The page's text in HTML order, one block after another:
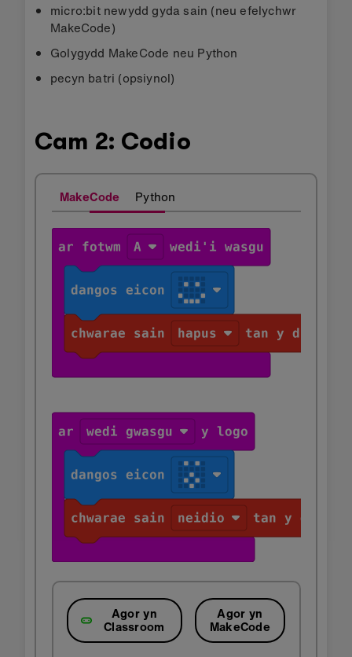
micro:bit newydd gyda sain (neu efelychwr
MakeCode)
Golygydd MakeCode neu Python
pecyn batri (opsiynol)
Cam 2: Codio
MakeCode Python
Agor yn
Classroom
Agor yn
MakeCode